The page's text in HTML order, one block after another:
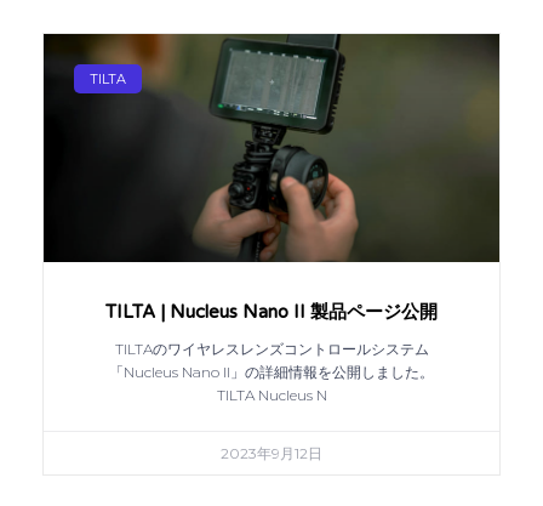
TILTA
TILTA | Nucleus Nano II 製品ページ公開
TILTAのワイヤレスレンズコントロールシステム
「Nucleus Nano II」の詳細情報を公開しました。
TILTA Nucleus N
2023年9月12日